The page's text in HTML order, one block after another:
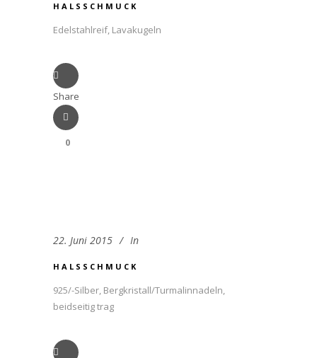
HALSSCHMUCK
Edelstahlreif, Lavakugeln
Share
0
22. Juni 2015 In
HALSSCHMUCK
925/-Silber, Bergkristall/Turmalinnadeln,
beidseitig trag